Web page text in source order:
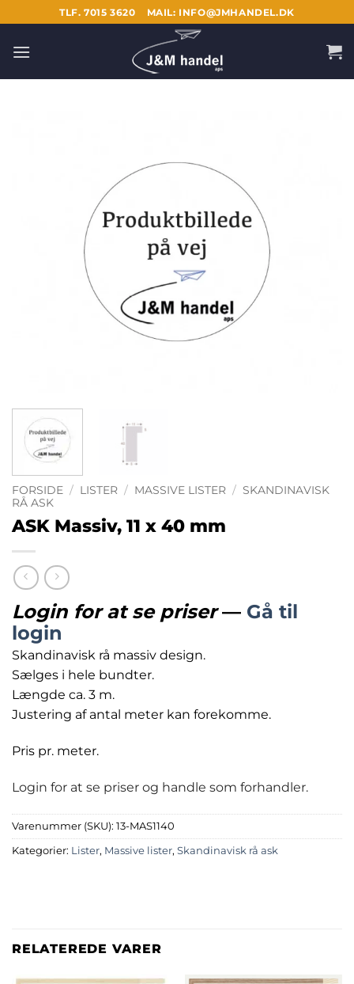
til
indhold
TLF. 7015 3620 MAIL: INFO@JMHANDEL.DK
FORSIDE / LISTER / MASSIVE LISTER / SKANDINAVISK
RÅ ASK
ASK Massiv, 11 x 40 mm
Login for at se priser— Gå til
login
Skandinavisk rå massiv design.
Sælges i hele bundter.
Længde ca. 3 m.
Justering af antal meter kan forekomme.
Pris pr. meter.
Login for at se priser og handle som forhandler.
Varenummer (SKU): 13-MAS1140
Kategorier: Lister, Massive lister, Skandinavisk rå ask
RELATEREDE VARER